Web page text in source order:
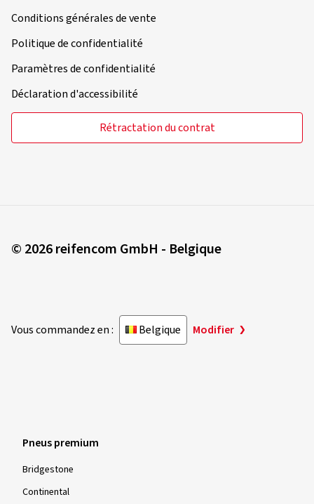
Conditions générales de vente
Politique de confidentialité
Paramètres de confidentialité
Déclaration d'accessibilité
Rétractation du contrat
© 2026 reifencom GmbH - Belgique
Vous commandez en : Belgique Modifier
Pneus premium
Bridgestone
Continental